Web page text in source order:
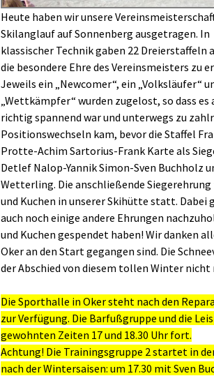
Heute haben wir unsere
Skilanglauf auf Sonnenberg ausgetragen. In
klassischer Technik gaben 22 Dreierstaffeln
die besondere Ehre des Vereinsmeisters zu
Jeweils ein „Newcomer“, ein „Volksläufer“
„Wettkämpfer“ wurden zugelost, so dass es
richtig spannend war und unterwegs zu
Positionswechseln kam, bevor die Staffel
Protte-Achim Sartorius-Frank Karte als
Detlef Nalop-Yannik Simon-Sven Buchholz
Wetterling. Die anschließende
und Kuchen in unserer Skihütte statt. Dabei
auch noch einige andere Ehrungen
und Kuchen gespendet haben! Wir danken
Oker an den Start gegangen sind. Die
der Abschied von diesem tollen Winter
Die Sporthalle in Oker steht nach den
zur Verfügung. Die Barfußgruppe und die
gewohnten Zeiten 17 und 18.30 Uhr fort.
Achtung! Die Trainingsgruppe 2 startet in
nach der Wintersaisen: um 17.30 mit Sven